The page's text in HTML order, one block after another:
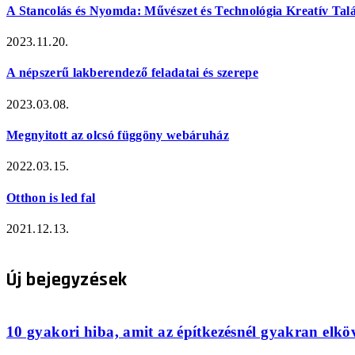
A Stancolás és Nyomda: Művészet és Technológia Kreatív
2023.11.20.
A népszerű lakberendező feladatai és szerepe
2023.03.08.
Megnyitott az olcsó függöny webáruház
2022.03.15.
Otthon is led fal
2021.12.13.
Új bejegyzések
10 gyakori hiba, amit az építkezésnél gyakran